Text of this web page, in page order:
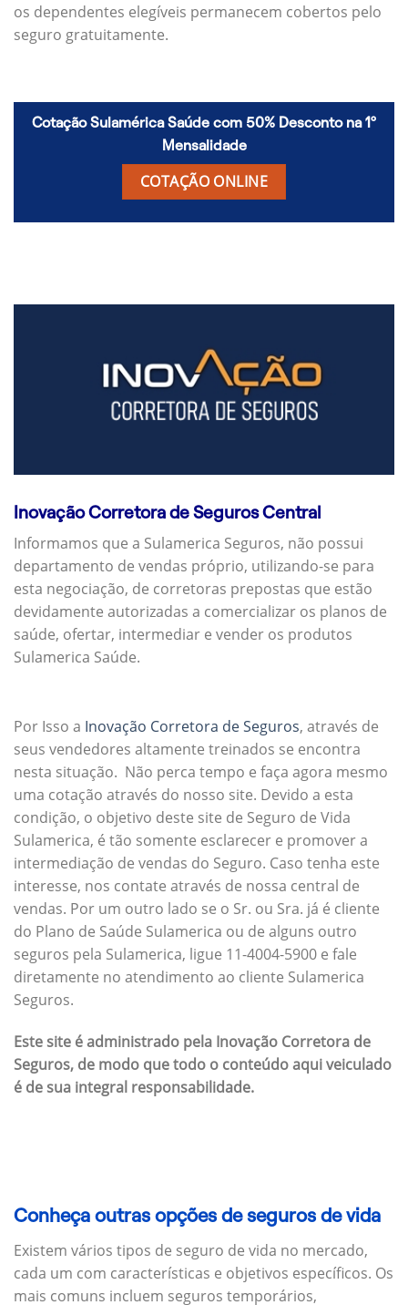
os dependentes elegíveis permanecem cobertos pelo
seguro gratuitamente.
Cotação Sulamérica Saúde com 50% Desconto na 1º
Mensalidade
COTAÇÃO ONLINE
Inovação Corretora de Seguros Central
Informamos que a Sulamerica Seguros, não possui
departamento de vendas próprio, utilizando-se para
esta negociação, de corretoras prepostas que estão
devidamente autorizadas a comercializar os planos de
saúde, ofertar, intermediar e vender os produtos
Sulamerica Saúde.
Por Isso a Inovação Corretora de Seguros, através de
seus vendedores altamente treinados se encontra
nesta situação. Não perca tempo e faça agora mesmo
uma cotação através do nosso site. Devido a esta
condição, o objetivo deste site de Seguro de Vida
Sulamerica, é tão somente esclarecer e promover a
intermediação de vendas do Seguro. Caso tenha este
interesse, nos contate através de nossa central de
vendas. Por um outro lado se o Sr. ou Sra. já é cliente
do Plano de Saúde Sulamerica ou de alguns outro
seguros pela Sulamerica, ligue 11-4004-5900 e fale
diretamente no atendimento ao cliente Sulamerica
Seguros.
Este site é administrado pela Inovação Corretora de
Seguros, de modo que todo o conteúdo aqui veiculado
é de sua integral responsabilidade.
Conheça outras opções de seguros de vida
Existem vários tipos de seguro de vida no mercado,
cada um com características e objetivos específicos. Os
mais comuns incluem seguros temporários,